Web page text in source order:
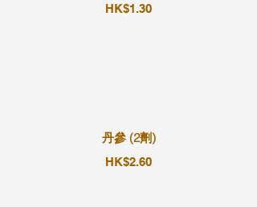
HK$1.30
丹參 (2劑)
HK$2.60